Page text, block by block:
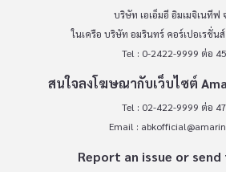
บริษัท เอเอ็มอี อิมเมจิเนทีฟ
ในเครือ บริษัท อมรินทร์ คอร์เปอเรชั่น
Tel : 0-2422-9999 ต่อ
สนใจลงโฆษณากับเว็บไซต์
Tel : 02-422-9999 ต่อ
Email :
Report an issue or